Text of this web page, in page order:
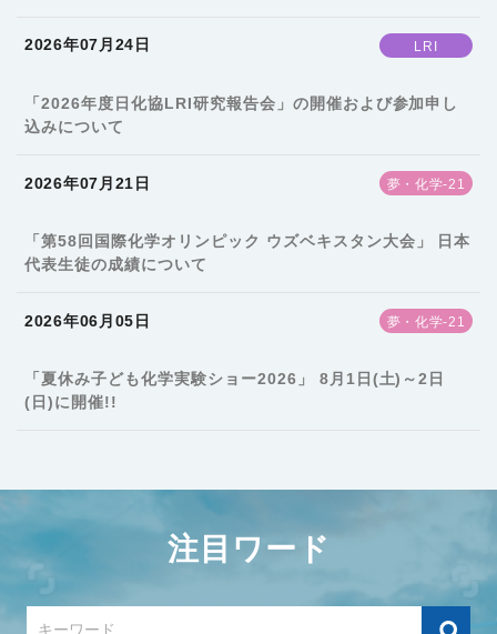
2026年07月24日 LRI
「2026年度日化協LRI研究報告会」の開催および参加申し
込みについて
2026年07月21日 夢・化学-21
「第58回国際化学オリンピック ウズベキスタン大会」 日本
代表生徒の成績について
2026年06月05日 夢・化学-21
「夏休み子ども化学実験ショー2026」 8月1日(土)～2日
(日)に開催!!
注目ワード